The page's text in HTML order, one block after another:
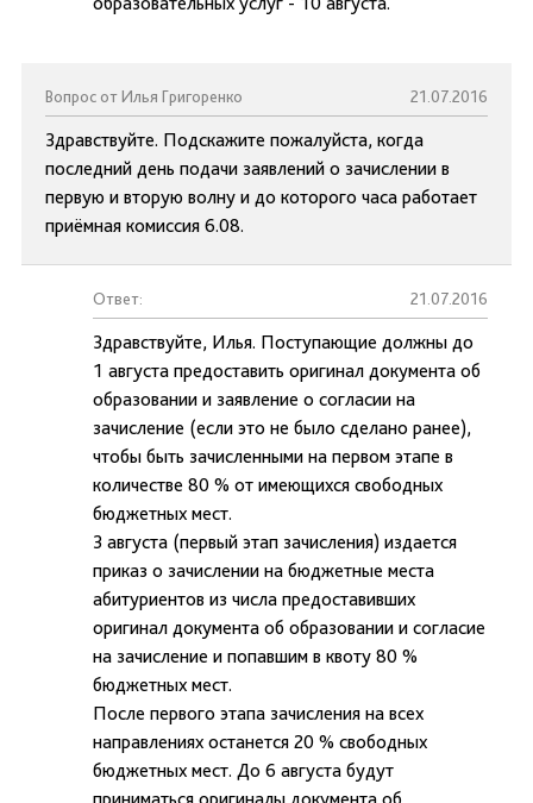
Вопрос от Илья Григоренко 21.07.2016
Здравствуйте. Подскажите пожалуйста, когда
последний день подачи заявлений о зачислении в
первую и вторую волну и до которого часа работает
приёмная комиссия 6.08.
Ответ: 21.07.2016
Здравствуйте, Илья. Поступающие должны до
1 августа предоставить оригинал документа об
образовании и заявление о согласии на
зачисление (если это не было сделано ранее),
чтобы быть зачисленными на первом этапе в
количестве 80 % от имеющихся свободных
бюджетных мест.
3 августа (первый этап зачисления) издается
приказ о зачислении на бюджетные места
абитуриентов из числа предоставивших
оригинал документа об образовании и согласие
на зачисление и попавшим в квоту 80 %
бюджетных мест.
После первого этапа зачисления на всех
направлениях останется 20 % свободных
бюджетных мест. До 6 августа будут